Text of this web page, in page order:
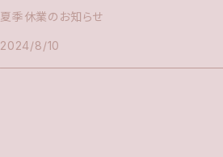
夏季休業のお知らせ
2024/8/10